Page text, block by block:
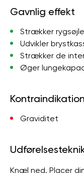
Gavnlig effekt
Strækker
Udvikler
Strækker de
Øger
Graviditet
Knæl ned. Placer